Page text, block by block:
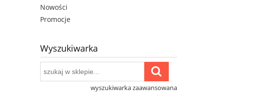
Nowości
Promocje
Wyszukiwarka
wyszukiwarka zaawansowana